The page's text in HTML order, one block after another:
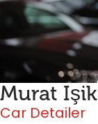
Murat Işik
Car Detailer